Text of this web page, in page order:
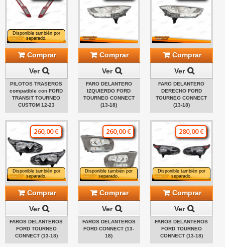
Disponible también por
separado.
Comprar
Ver
PILOTOS TRASEROS
compatible con FORD
TRANSIT TOURNEO
CUSTOM 12-23
Comprar
Ver
FARO DELANTERO
IZQUIERDO FORD
TOURNEO CONNECT
(13-18)
Comprar
Ver
FARO DELANTERO
DERECHO FORD
TOURNEO CONNECT
(13-18)
Disponible también por
separado.
260,00 €
Comprar
Ver
FAROS DELANTEROS
FORD TOURNEO
CONNECT (13-18)
Disponible también por
separado.
260,00 €
Comprar
Ver
FAROS DELANTEROS
FORD CONNECT (13-
18)
Disponible también por
separado.
280,00 €
Comprar
Ver
FAROS DELANTEROS
FORD TOURNEO
CONNECT (13-18)